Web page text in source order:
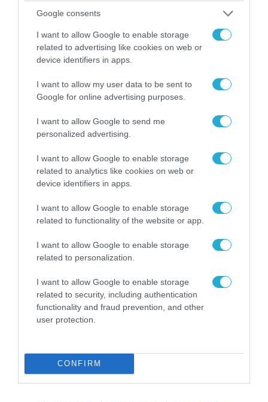
Google consents
I want to allow Google to enable storage
related to advertising like cookies on web or
device identifiers in apps.
I want to allow my user data to be sent to
Google for online advertising purposes.
I want to allow Google to send me
personalized advertising.
I want to allow Google to enable storage
related to analytics like cookies on web or
device identifiers in apps.
I want to allow Google to enable storage
related to functionality of the website or app.
I want to allow Google to enable storage
related to personalization.
I want to allow Google to enable storage
related to security, including authentication
functionality and fraud prevention, and other
user protection.
CONFIRM
Οι Χούθι δοκιμάζουν της αμυντική συμμαχία
ελληνικών Patriot στην περιοχή
09.08.2026 | 12:02
Λευκάδα-Βουλγαρία: Ουκρανικά drone
χτυπούν την εθνική κυριαρχία και θέτουν σε
κίνδυνο οικονομίες χωρών του ΝΑΤΟ